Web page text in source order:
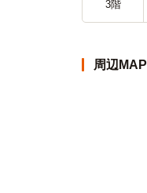
3階
周辺MAP